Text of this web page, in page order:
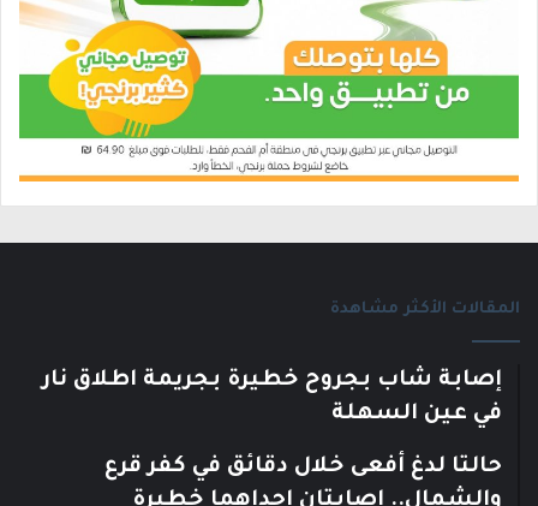
المقالات الأكثر مشاهدة
إصابة شاب بجروح خطيرة بجريمة اطلاق نار
في عين السهلة
حالتا لدغ أفعى خلال دقائق في كفر قرع